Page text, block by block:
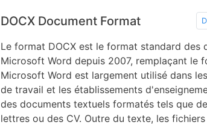
DOCX Document Format
Le format DOCX est le format standard des
Microsoft Word depuis 2007, remplaçant le
Microsoft Word est largement utilisé dans
de travail et les établissements
des documents textuels formatés tels que
lettres ou des CV. Outre du texte, les